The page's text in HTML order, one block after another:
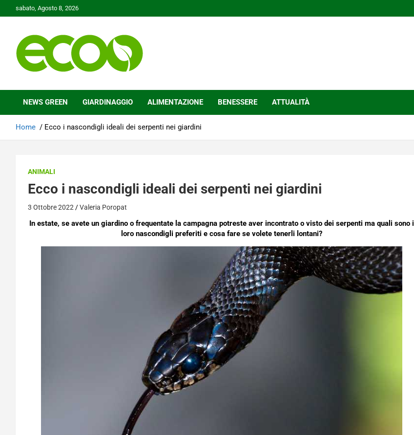
to
sabato, Agosto 8, 2026
Ecoo.it
NEWS GREEN GIARDINAGGIO ALIMENTAZIONE BENESSERE ATTUALITÀ
Home Ecco i nascondigli ideali dei serpenti nei giardini
ANIMALI
Ecco i nascondigli ideali dei serpenti nei giardini
3 Ottobre 2022 Valeria Poropat
In estate, se avete un giardino o frequentate la campagna potreste aver incontrato o visto dei serpenti ma quali sono i
loro nascondigli preferiti e cosa fare se volete tenerli lontani?